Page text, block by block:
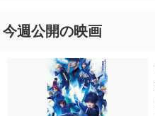
今週公開の映画